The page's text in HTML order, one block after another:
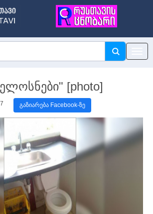
[photo]
გაზიარება Facebook-ზე